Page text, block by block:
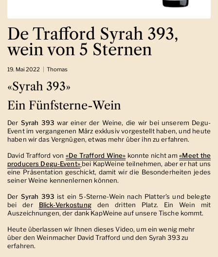
De Trafford Syrah 393,
wein von 5 Sternen
19. Mai 2022 Thomas
«Syrah 393»
Ein Fünfsterne-Wein
Der Syrah 393 war einer der Weine, die wir bei unserem Degu-
Event im vergangenen März exklusiv vorgestellt haben, und heute
haben wir das Vergnügen, etwas mehr über ihn zu erfahren.
David Trafford von «De Trafford Wine» konnte nicht am«Meet the
producers Degu-Event» bei KapWeine teilnehmen, aber er hat uns
eine Präsentation geschickt, damit wir die Besonderheiten jedes
seiner Weine kennenlernen können.
Der Syrah 393 ist ein 5-Sterne-Wein nach Platter’s und belegte
bei der Blick-Verkostungden dritten Platz. Ein Wein mit
Auszeichnungen, der dank KapWeine auf unsere Tische kommt.
Heute überlassen wir Ihnen dieses Video, um ein wenig mehr
über den Weinmacher David Trafford und den Syrah 393 zu
erfahren.